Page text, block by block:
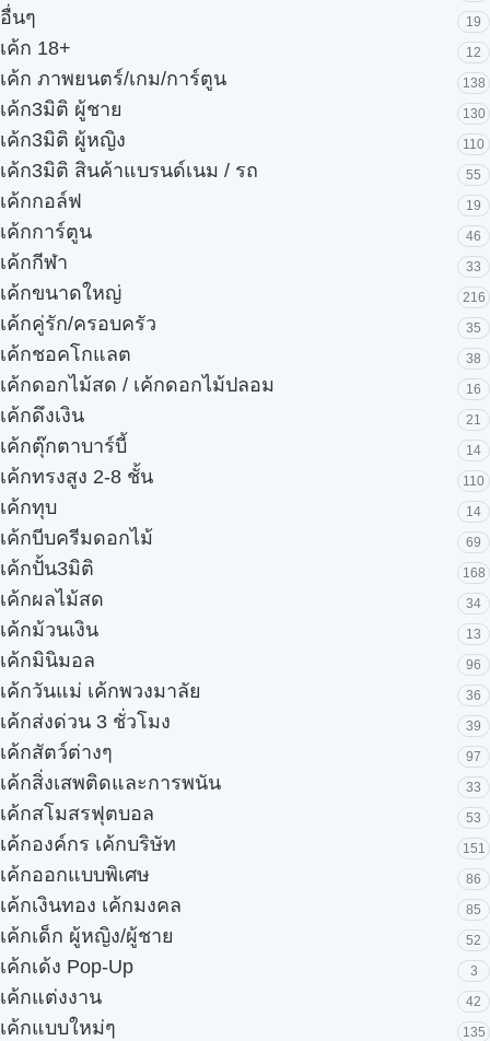
อื่นๆ 19
เค้ก 18+ 12
เค้ก ภาพยนตร์/เกม/การ์ตูน 138
เค้ก3มิติ ผู้ชาย 130
เค้ก3มิติ ผู้หญิง 110
เค้ก3มิติ สินค้าแบรนด์เนม / รถ 55
เค้กกอล์ฟ 19
เค้กการ์ตูน 46
เค้กกีฬา 33
เค้กขนาดใหญ่ 216
เค้กคู่รัก/ครอบครัว 35
เค้กชอคโกแลต 38
เค้กดอกไม้สด / เค้กดอกไม้ปลอม 16
เค้กดึงเงิน 21
เค้กตุ๊กตาบาร์บี้ 14
เค้กทรงสูง 2-8 ชั้น 110
เค้กทุบ 14
เค้กบีบครีมดอกไม้ 69
เค้กปั้น3มิติ 168
เค้กผลไม้สด 34
เค้กม้วนเงิน 13
เค้กมินิมอล 96
เค้กวันแม่ เค้กพวงมาลัย 36
เค้กส่งด่วน 3 ชั่วโมง 39
เค้กสัตว์ต่างๆ 97
เค้กสิ่งเสพติดและการพนัน 33
เค้กสโมสรฟุตบอล 53
เค้กองค์กร เค้กบริษัท 151
เค้กออกแบบพิเศษ 86
เค้กเงินทอง เค้กมงคล 85
เค้กเด็ก ผู้หญิง/ผู้ชาย 52
เค้กเด้ง Pop-Up 3
เค้กแต่งงาน 42
เค้กแบบใหม่ๆ 135